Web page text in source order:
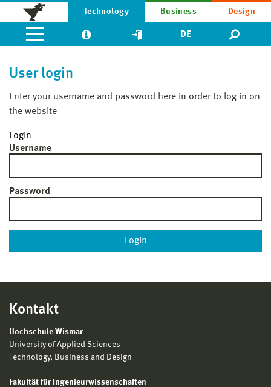
Technology Business Design
DE
User login
Enter your username and password here in order to log in on
the website
Login
Username
Password
Kontakt
Hochschule Wismar
University of Applied Sciences
Technology, Business and Design
Fakultät für Ingenieurwissenschaften